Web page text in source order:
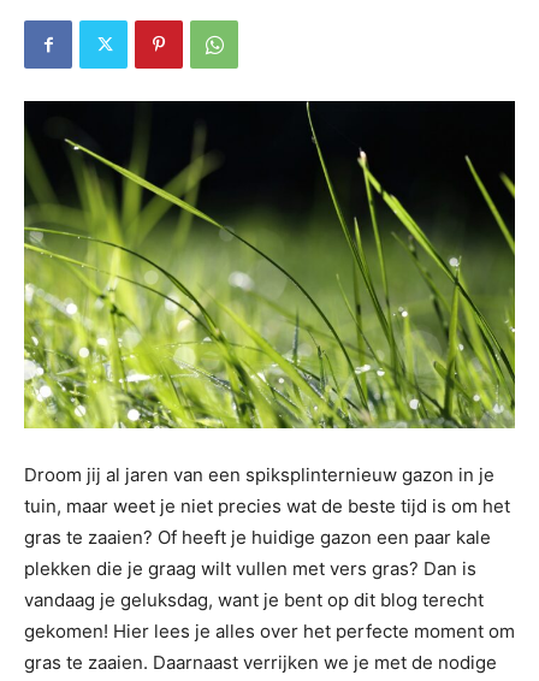
Droom jij al jaren van een spiksplinternieuw gazon in je
tuin, maar weet je niet precies wat de beste tijd is om het
gras te zaaien? Of heeft je huidige gazon een paar kale
plekken die je graag wilt vullen met vers gras? Dan is
vandaag je geluksdag, want je bent op dit blog terecht
gekomen! Hier lees je alles over het perfecte moment om
gras te zaaien. Daarnaast verrijken we je met de nodige